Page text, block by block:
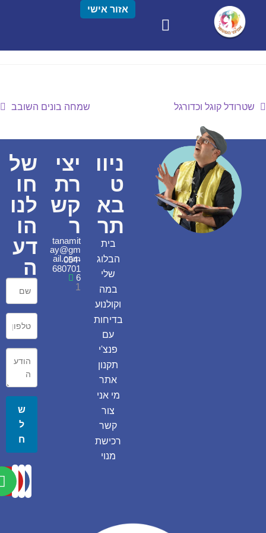
אזור אישי
שטרודל קוגל וכדורגל שמחה בונים השובב
ניוו
ט
בא
תר
בית
הבלוג
שלי
במה
וקולנוע
בדיחות
עם
פנצ'י
תקנון
אתר
מי אני
צור
קשר
רכישת
מנוי
יצי
רת
קש
ר
tanamit
ay@gm
ail.com
054-
680701
6
1
של
חו
לנו
הו
דע
ה
ש
ל
ח